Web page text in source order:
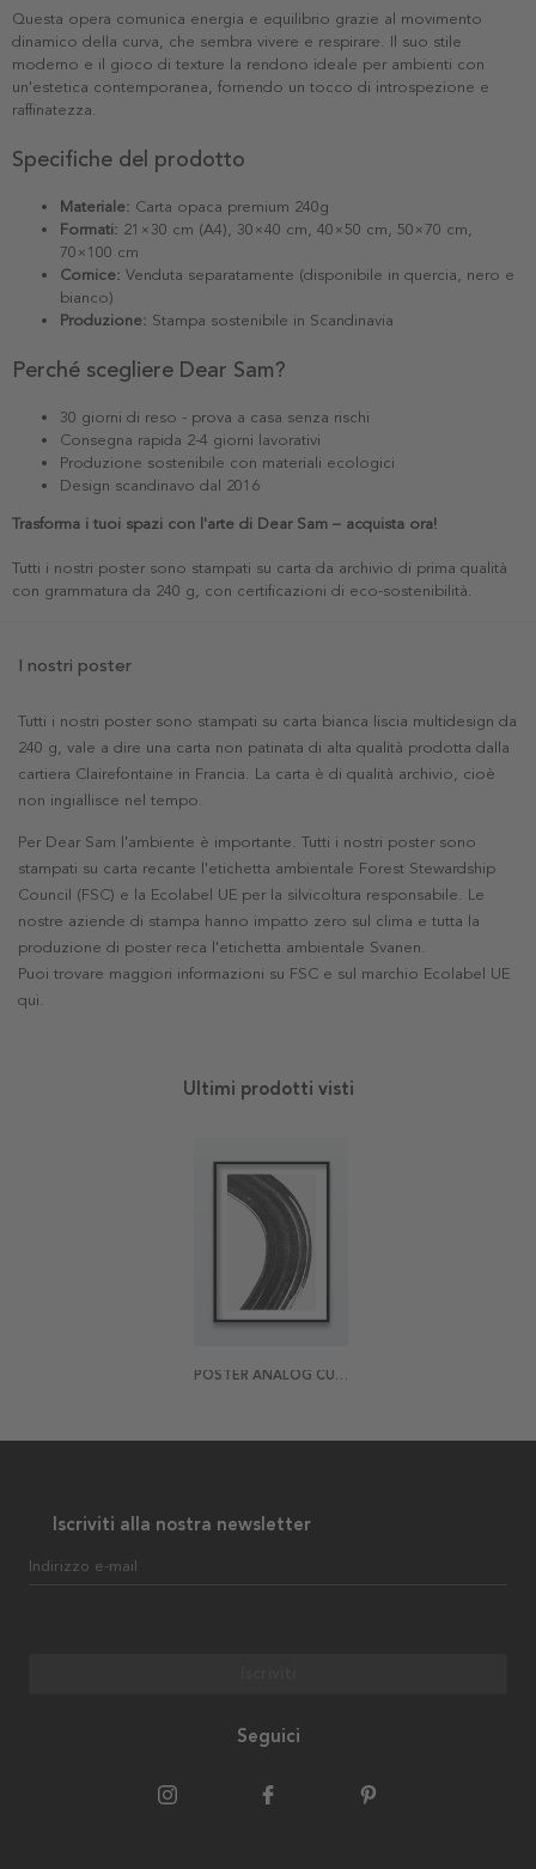
Questa opera comunica energia e equilibrio grazie al movimento
dinamico della curva, che sembra vivere e respirare. Il suo stile
moderno e il gioco di texture la rendono ideale per ambienti con
un'estetica contemporanea, fornendo un tocco di introspezione e
raffinatezza.
Specifiche del prodotto
Materiale: Carta opaca premium 240g
Formati: 21×30 cm (A4), 30×40 cm, 40×50 cm, 50×70 cm,
70×100 cm
Cornice: Venduta separatamente (disponibile in quercia, nero e
bianco)
Produzione: Stampa sostenibile in Scandinavia
Perché scegliere Dear Sam?
30 giorni di reso - prova a casa senza rischi
Consegna rapida 2-4 giorni lavorativi
Produzione sostenibile con materiali ecologici
Design scandinavo dal 2016
Trasforma i tuoi spazi con l'arte di Dear Sam – acquista ora!
Tutti i nostri poster sono stampati su carta da archivio di prima qualità
con grammatura da 240 g, con certificazioni di eco-sostenibilità.
I nostri poster
Tutti i nostri poster sono stampati su carta bianca liscia multidesign da
240 g, vale a dire una carta non patinata di alta qualità prodotta dalla
cartiera Clairefontaine in Francia. La carta è di qualità archivio, cioè
non ingiallisce nel tempo.
Per Dear Sam l'ambiente è importante. Tutti i nostri poster sono
stampati su carta recante l'etichetta ambientale Forest Stewardship
Council (FSC) e la Ecolabel UE per la silvicoltura responsabile. Le
nostre aziende di stampa hanno impatto zero sul clima e tutta la
produzione di poster reca l'etichetta ambientale Svanen.
Puoi trovare maggiori informazioni su FSC e sul marchio Ecolabel UE
qui.
Ultimi prodotti visti
POSTER ANALOG CURVE
Iscriviti alla nostra newsletter
Indirizzo e-mail
Seguici